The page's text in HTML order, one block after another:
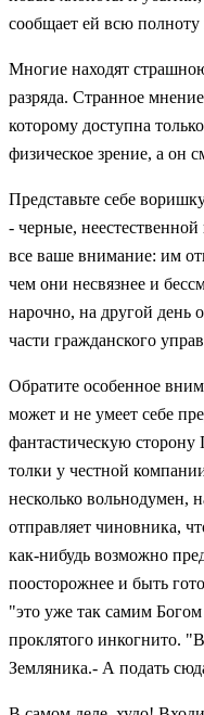
сообщает ей всю полноту
Многие находят
разряда. Странное
которому доступна
физическое зрение, а он
Представьте себе
- черные,
все ваше внимание: им
чем они несвязнее и
нарочно, на другой день
части гражданского
Обратите особенное
может и не умеет себе
фантастическую сторону
толки у честной
несколько вольнодумен,
отправляет чиновника,
как-нибудь возможно
поосторожнее и быть
"это уже так самим Богом
проклятого инкогнито.
Земляника.- А подать